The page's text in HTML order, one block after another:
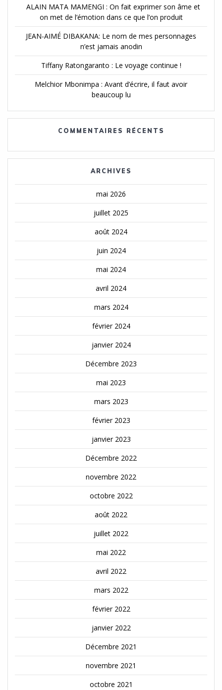
ALAIN MATA MAMENGI : On fait exprimer son âme et
on met de l’émotion dans ce que l’on produit
JEAN-AIMÉ DIBAKANA: Le nom de mes personnages
n’est jamais anodin
Tiffany Ratongaranto : Le voyage continue !
Melchior Mbonimpa : Avant d’écrire, il faut avoir
beaucoup lu
COMMENTAIRES RÉCENTS
ARCHIVES
mai 2026
juillet 2025
août 2024
juin 2024
mai 2024
avril 2024
mars 2024
février 2024
janvier 2024
Décembre 2023
mai 2023
mars 2023
février 2023
janvier 2023
Décembre 2022
novembre 2022
octobre 2022
août 2022
juillet 2022
mai 2022
avril 2022
mars 2022
février 2022
janvier 2022
Décembre 2021
novembre 2021
octobre 2021